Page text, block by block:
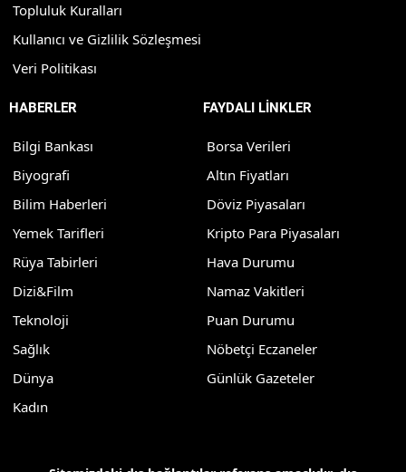
Topluluk Kuralları
Kullanıcı ve Gizlilik Sözleşmesi
Veri Politikası
HABERLER
Bilgi Bankası
Biyografi
Bilim Haberleri
Yemek Tarifleri
Rüya Tabirleri
Dizi&Film
Teknoloji
Sağlık
Dünya
Kadın
FAYDALI LİNKLER
Borsa Verileri
Altın Fiyatları
Döviz Piyasaları
Kripto Para Piyasaları
Hava Durumu
Namaz Vakitleri
Puan Durumu
Nöbetçi Eczaneler
Günlük Gazeteler